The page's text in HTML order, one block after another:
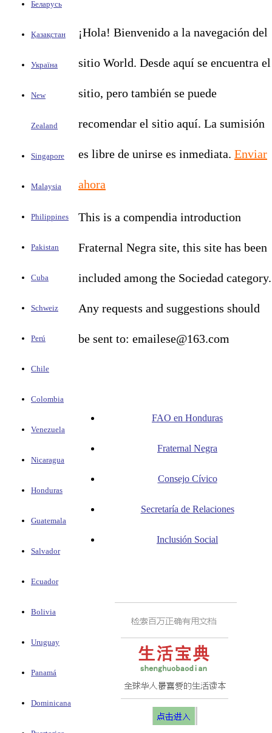
Беларусь
Қазақстан
Україна
New
Zealand
Singapore
Malaysia
Philippines
Pakistan
Cuba
Schweiz
Perú
Chile
Colombia
Venezuela
Nicaragua
Honduras
Guatemala
Salvador
Ecuador
Bolivia
Uruguay
Panamá
Dominicana
¡Hola! Bienvenido a la navegación del
sitio World. Desde aquí se encuentra el
sitio, pero también se puede
recomendar el sitio aquí. La sumisión
es libre de unirse es inmediata. Enviar
ahora
This is a compendia introduction
Fraternal Negra site, this site has been
included among the Sociedad category.
Any requests and suggestions should
be sent to: emailese@163.com
FAO en Honduras
Fraternal Negra
Consejo Cívico
Secretaría de Relaciones
Inclusión Social